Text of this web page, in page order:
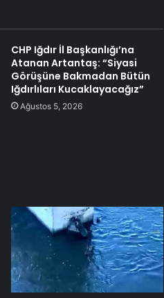
CHP Iğdır İl Başkanlığı’na
Atanan Artantaş: “Siyasi
Görüşüne Bakmadan Bütün
Iğdırlıları Kucaklayacağız”
Ağustos 5, 2026